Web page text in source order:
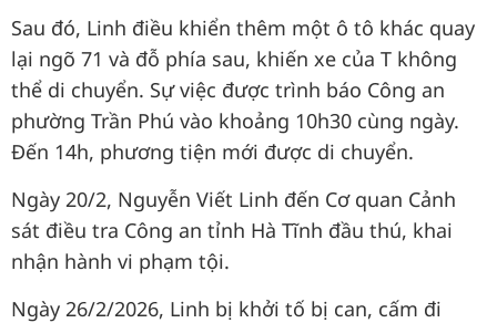
Sau đó, Linh điều khiển thêm một ô tô khác quay
lại ngõ 71 và đỗ phía sau, khiến xe của T không
thể di chuyển. Sự việc được trình báo Công an
phường Trần Phú vào khoảng 10h30 cùng ngày.
Đến 14h, phương tiện mới được di chuyển.
Ngày 20/2, Nguyễn Viết Linh đến Cơ quan Cảnh
sát điều tra Công an tỉnh Hà Tĩnh đầu thú, khai
nhận hành vi phạm tội.
Ngày 26/2/2026, Linh bị khởi tố bị can, cấm đi